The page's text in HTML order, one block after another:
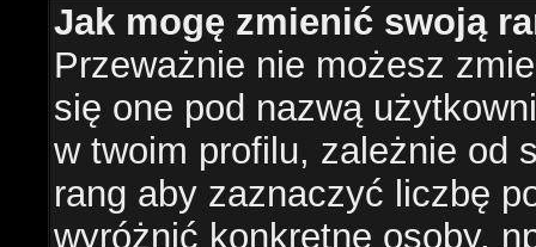
Jak mogę zmienić swoją
Przeważnie nie możesz
się one pod nazwą
w twoim profilu, zależnie od
rang aby zaznaczyć liczbę
wyróżnić konkretne osoby,